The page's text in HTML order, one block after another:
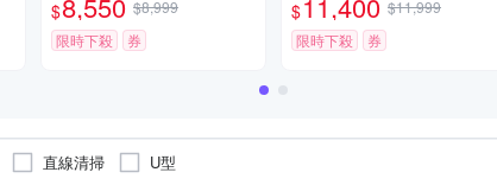
$
$8,999
限時下殺
券
$
$11,999
限時下殺
券
直線清掃 U型